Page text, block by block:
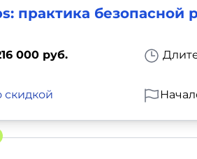
практика безопасной
000 руб.
скидкой